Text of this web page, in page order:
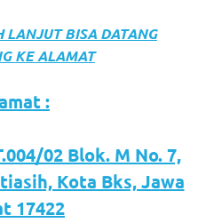
.
LANJUT BISA DATANG
KE ALAMAT
:
02 Blok. M No. 7,
Kota Bks, Jawa
17422